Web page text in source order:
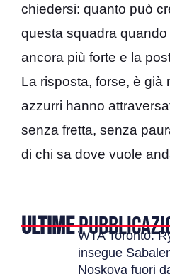
chiedersi: quanto può
questa squadra quando
ancora più forte e la
La risposta, forse, è già
azzurri hanno
senza fretta, senza
di chi sa dove vuole
ULTIMEWTA Toronto:
insegue
Noskova fuori